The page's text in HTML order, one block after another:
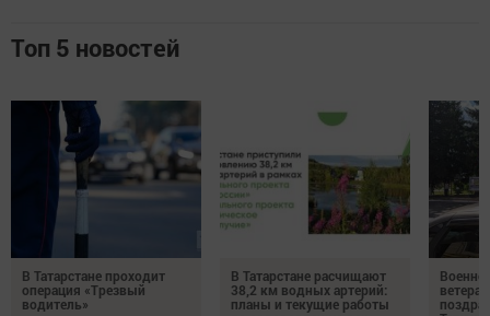
Топ 5 новостей
В Татарстане проходит
операция «Трезвый
водитель»
В Татарстане расчищают
38,2 км водных артерий:
планы и текущие работы